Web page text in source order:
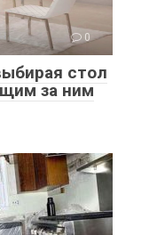
0
стол
за ним